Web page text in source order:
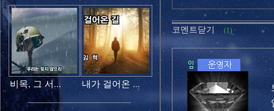
비목, 그 서... 내가 걸어온 ...
코멘트닫기 (1)